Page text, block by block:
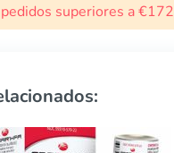
superiores a €172